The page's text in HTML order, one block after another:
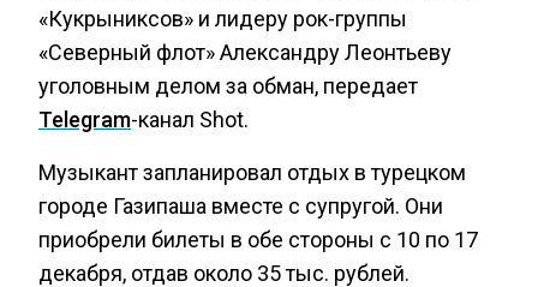
«Кукрыниксов» и лидеру рок-группы
«Северный флот» Александру Леонтьеву
уголовным делом за обман, передает
Telegram-канал Shot.
Музыкант запланировал отдых в турецком
городе Газипаша вместе с супругой. Они
приобрели билеты в обе стороны с 10 по 17
декабря, отдав около 35 тыс. рублей.